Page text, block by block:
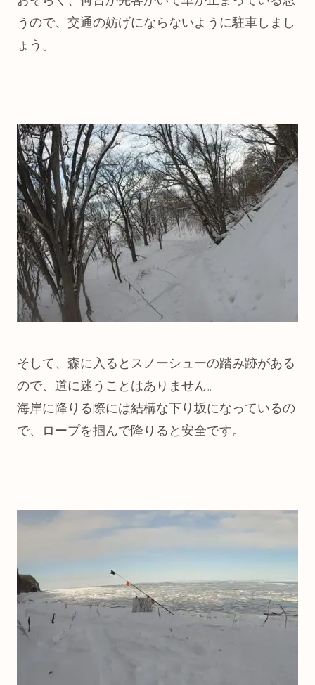
うので、交通の妨げにならないように駐車しまし
ょう。
そして、森に入るとスノーシューの踏み跡がある
ので、道に迷うことはありません。
海岸に降りる際には結構な下り坂になっているの
で、ロープを掴んで降りると安全です。